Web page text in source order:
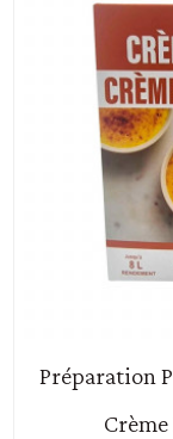
Préparation
Crème